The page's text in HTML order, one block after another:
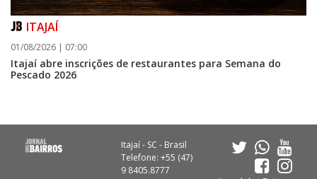
ITAJAÍ
01/08/2026 | 07:00
Itajaí abre inscrições de restaurantes para Semana do
Pescado 2026
Itajaí - SC - Brasil
Telefone: +55 (47)
9 8405.8777